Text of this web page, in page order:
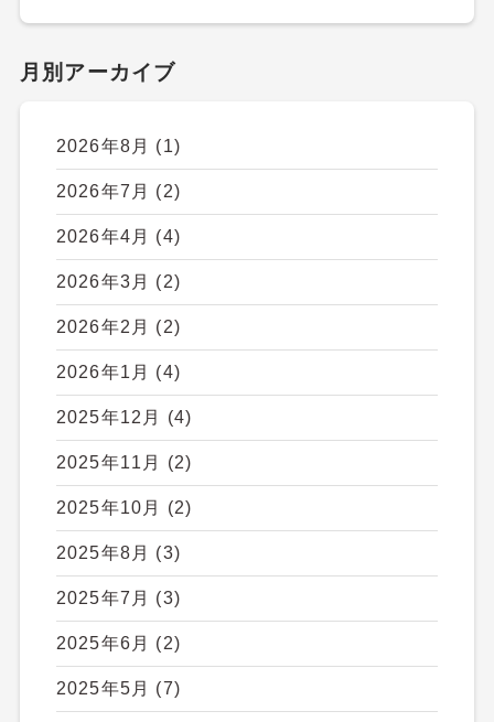
月別アーカイブ
2026年8月 (1)
2026年7月 (2)
2026年4月 (4)
2026年3月 (2)
2026年2月 (2)
2026年1月 (4)
2025年12月 (4)
2025年11月 (2)
2025年10月 (2)
2025年8月 (3)
2025年7月 (3)
2025年6月 (2)
2025年5月 (7)